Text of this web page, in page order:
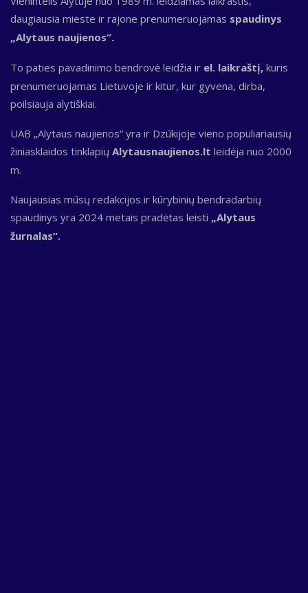
daugiausia mieste ir rajone prenumeruojamas spaudinys
„Alytaus naujienos“.
To paties pavadinimo bendrovė leidžia ir el. laikraštį, kuris
prenumeruojamas Lietuvoje ir kitur, kur gyvena, dirba,
poilsiauja alytiškiai.
UAB „Alytaus naujienos“ yra ir Dzūkijoje vieno populiariausių
žiniasklaidos tinklapių Alytausnaujienos.lt leidėja nuo 2000
m.
Naujausias mūsų redakcijos ir kūrybinių bendradarbių
spaudinys yra 2024 metais pradėtas leisti „Alytaus
žurnalas“.